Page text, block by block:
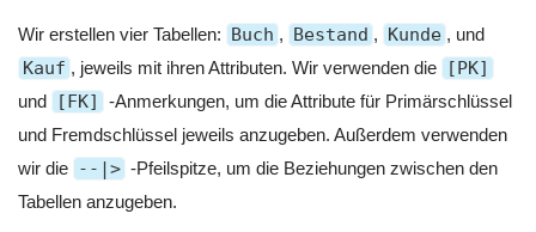
Wir erstellen vier Tabellen: Buch , Bestand , Kunde , und
Kauf , jeweils mit ihren Attributen. Wir verwenden die [PK]
und [FK]
-Anmerkungen, um die Attribute für Primärschlüssel
und Fremdschlüssel jeweils anzugeben. Außerdem verwenden
wir die --|> -Pfeilspitze, um die Beziehungen zwischen den
Tabellen anzugeben.